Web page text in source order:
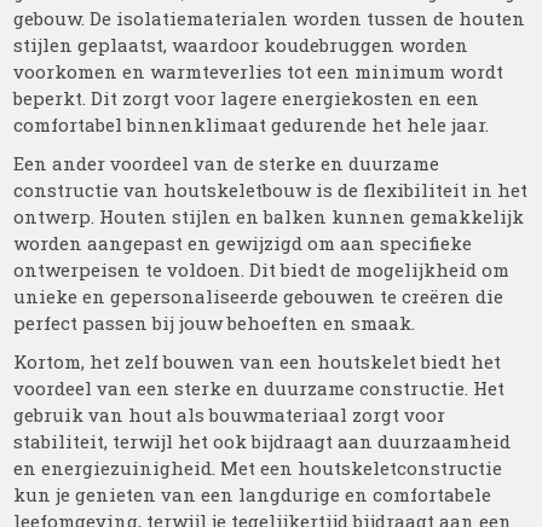
gebouw. De isolatiematerialen worden tussen de houten
stijlen geplaatst, waardoor koudebruggen worden
voorkomen en warmteverlies tot een minimum wordt
beperkt. Dit zorgt voor lagere energiekosten en een
comfortabel binnenklimaat gedurende het hele jaar.
Een ander voordeel van de sterke en duurzame
constructie van houtskeletbouw is de flexibiliteit in het
ontwerp. Houten stijlen en balken kunnen gemakkelijk
worden aangepast en gewijzigd om aan specifieke
ontwerpeisen te voldoen. Dit biedt de mogelijkheid om
unieke en gepersonaliseerde gebouwen te creëren die
perfect passen bij jouw behoeften en smaak.
Kortom, het zelf bouwen van een houtskelet biedt het
voordeel van een sterke en duurzame constructie. Het
gebruik van hout als bouwmateriaal zorgt voor
stabiliteit, terwijl het ook bijdraagt aan duurzaamheid
en energiezuinigheid. Met een houtskeletconstructie
kun je genieten van een langdurige en comfortabele
leefomgeving, terwijl je tegelijkertijd bijdraagt aan een